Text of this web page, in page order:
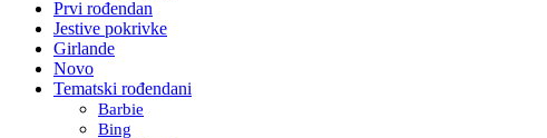
Prvi rođendan
Jestive pokrivke
Girlande
Novo
Tematski rođendani
Barbie
Bing